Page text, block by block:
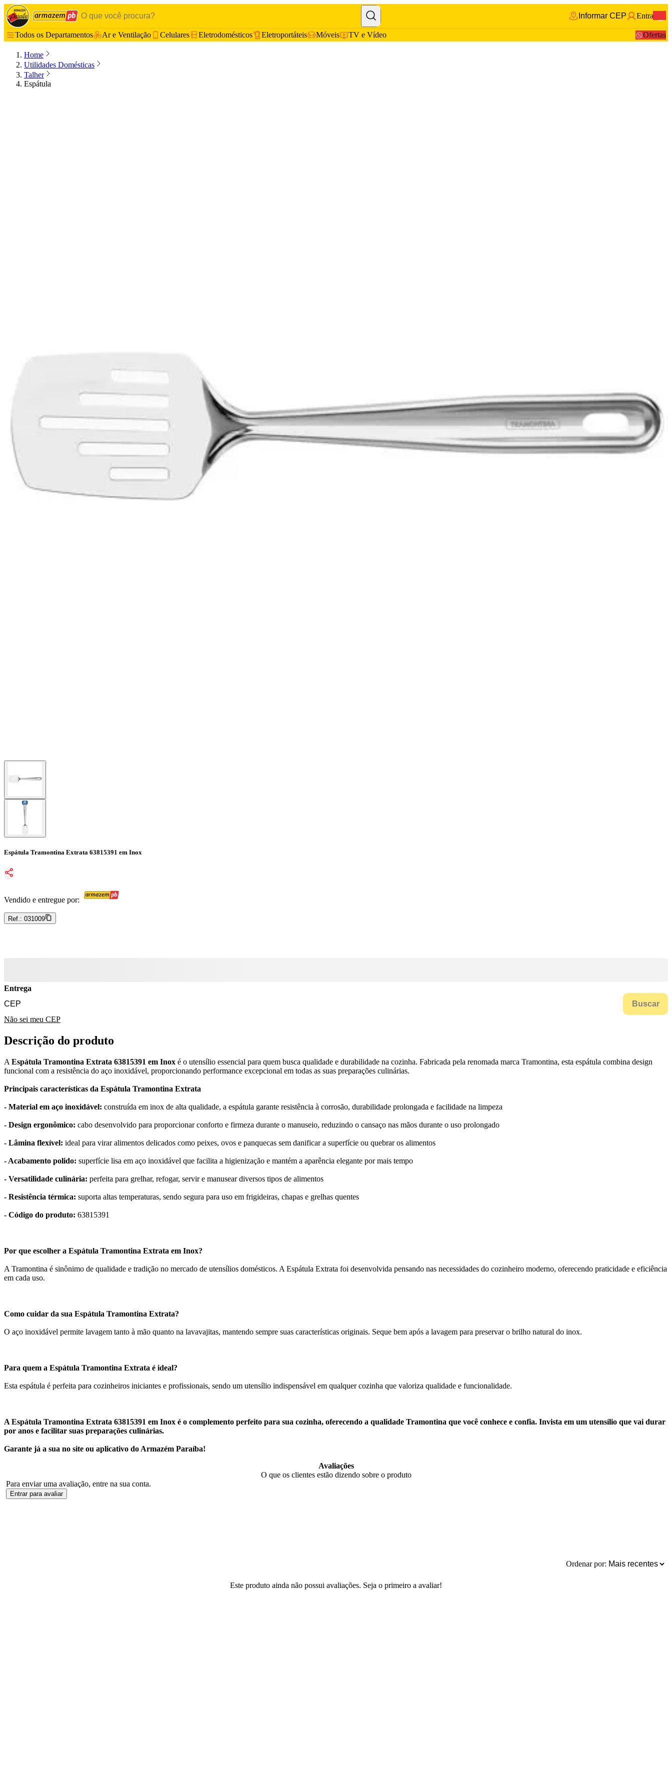
Informar CEP Entrar
Todos os Departamentos Ar e Ventilação Celulares Eletrodomésticos Eletroportáteis Móveis TV e Vídeo Ofertas
Home
Utilidades Domésticas
Talher
Espátula
Espátula Tramontina Extrata 63815391 em Inox
Vendido e entregue por:
Ref.: 031009
Entrega
Buscar
Não sei meu CEP
Descrição do produto
A Espátula Tramontina Extrata 63815391 em Inox é o utensílio essencial para quem busca qualidade e durabilidade na cozinha. Fabricada pela renomada marca Tramontina, esta espátula combina design
funcional com a resistência do aço inoxidável, proporcionando performance excepcional em todas as suas preparações culinárias.
Principais características da Espátula Tramontina Extrata
- Material em aço inoxidável: construída em inox de alta qualidade, a espátula garante resistência à corrosão, durabilidade prolongada e facilidade na limpeza
- Design ergonômico: cabo desenvolvido para proporcionar conforto e firmeza durante o manuseio, reduzindo o cansaço nas mãos durante o uso prolongado
- Lâmina flexível: ideal para virar alimentos delicados como peixes, ovos e panquecas sem danificar a superfície ou quebrar os alimentos
- Acabamento polido: superfície lisa em aço inoxidável que facilita a higienização e mantém a aparência elegante por mais tempo
- Versatilidade culinária: perfeita para grelhar, refogar, servir e manusear diversos tipos de alimentos
- Resistência térmica: suporta altas temperaturas, sendo segura para uso em frigideiras, chapas e grelhas quentes
- Código do produto: 63815391
Por que escolher a Espátula Tramontina Extrata em Inox?
A Tramontina é sinônimo de qualidade e tradição no mercado de utensílios domésticos. A Espátula Extrata foi desenvolvida pensando nas necessidades do cozinheiro moderno, oferecendo praticidade e eficiência
em cada uso.
Como cuidar da sua Espátula Tramontina Extrata?
O aço inoxidável permite lavagem tanto à mão quanto na lavavajitas, mantendo sempre suas características originais. Seque bem após a lavagem para preservar o brilho natural do inox.
Para quem a Espátula Tramontina Extrata é ideal?
Esta espátula é perfeita para cozinheiros iniciantes e profissionais, sendo um utensílio indispensável em qualquer cozinha que valoriza qualidade e funcionalidade.
A Espátula Tramontina Extrata 63815391 em Inox é o complemento perfeito para sua cozinha, oferecendo a qualidade Tramontina que você conhece e confia. Invista em um utensílio que vai durar
por anos e facilitar suas preparações culinárias.
Garante já a sua no site ou aplicativo do Armazém Paraíba!
Avaliações
O que os clientes estão dizendo sobre o produto
Para enviar uma avaliação, entre na sua conta.
Entrar para avaliar
Ordenar por:
Este produto ainda não possui avaliações. Seja o primeiro a avaliar!